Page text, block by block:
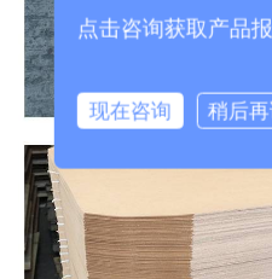
点击咨询获取产品
现在咨询 稍后